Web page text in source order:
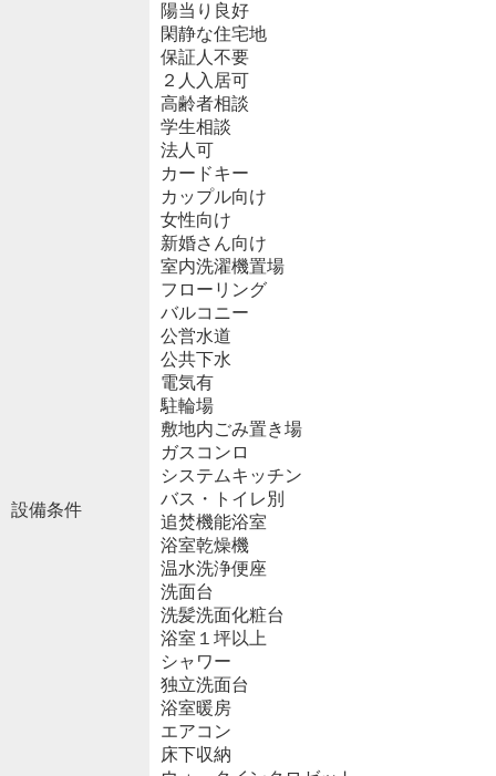
設備条件
陽当り良好
閑静な住宅地
保証人不要
２人入居可
高齢者相談
学生相談
法人可
カードキー
カップル向け
女性向け
新婚さん向け
室内洗濯機置場
フローリング
バルコニー
公営水道
公共下水
電気有
駐輪場
敷地内ごみ置き場
ガスコンロ
システムキッチン
バス・トイレ別
追焚機能浴室
浴室乾燥機
温水洗浄便座
洗面台
洗髪洗面化粧台
浴室１坪以上
シャワー
独立洗面台
浴室暖房
エアコン
床下収納